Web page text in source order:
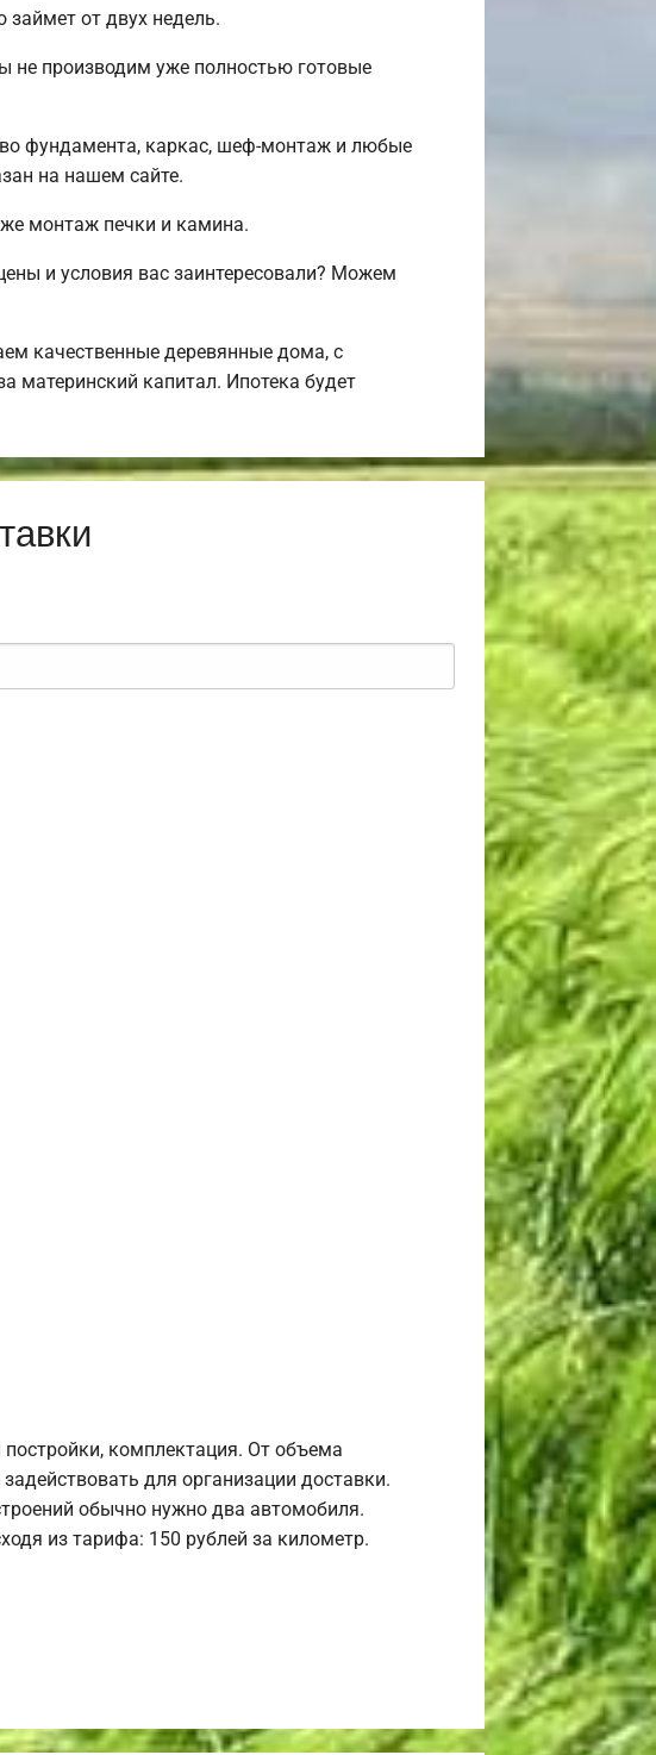
от двух недель.
не производим уже полностью готовые
фундамента, каркас, шеф-монтаж и любые
на нашем сайте.
монтаж печки и камина.
и условия вас заинтересовали? Можем
качественные деревянные дома, с
материнский капитал. Ипотека будет
комплектация. От объема
для организации доставки.
обычно нужно два автомобиля.
из тарифа: 150 рублей за километр.